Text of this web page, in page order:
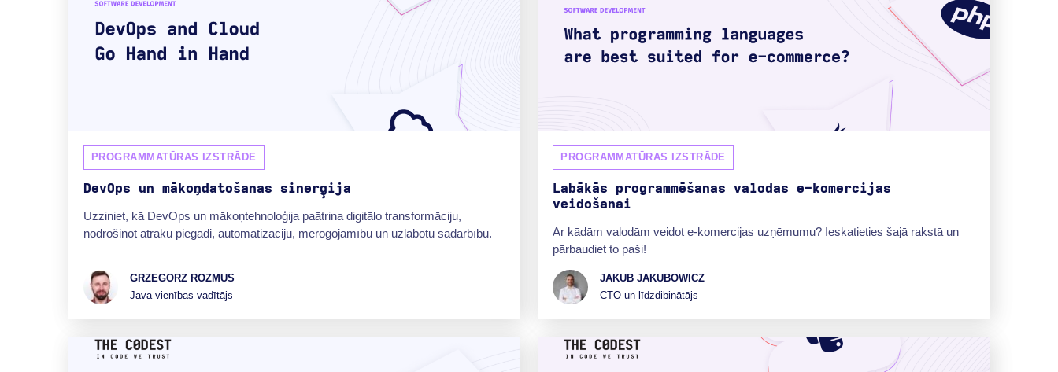
PROGRAMMATŪRAS IZSTRĀDE
DevOps un mākoņdatošanas sinerģija
Uzziniet, kā DevOps un mākoņtehnoloģija paātrina digitālo transformāciju,
nodrošinot ātrāku piegādi, automatizāciju, mērogojamību un uzlabotu sadarbību.
GRZEGORZ ROZMUS
Java vienības vadītājs
PROGRAMMATŪRAS IZSTRĀDE
Labākās programmēšanas valodas e-komercijas
veidošanai
Ar kādām valodām veidot e-komercijas uzņēmumu? Ieskatieties šajā rakstā un
pārbaudiet to paši!
JAKUB JAKUBOWICZ
CTO un līdzdibinātājs